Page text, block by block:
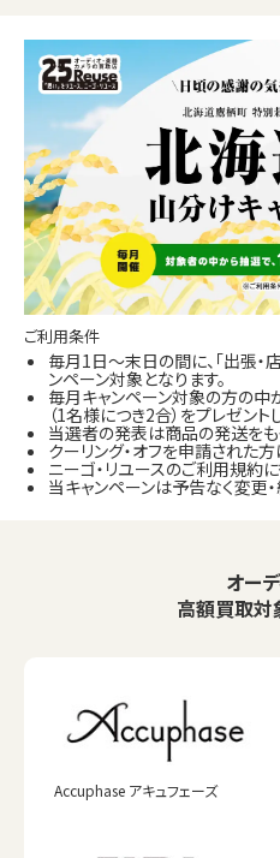
ご利用条件
毎月1日～末日の間に、「出張・
ンペーン対象となります。
毎月キャンペーン対象の方の中
（1名様につき2合）をプレゼント
当選者の発表は商品の発送をも
クーリング・オフを申請された
ニーゴ・リユースのご利用規約
当キャンペーンは予告なく変更
オー
高額買取対
Accuphase アキュフェーズ